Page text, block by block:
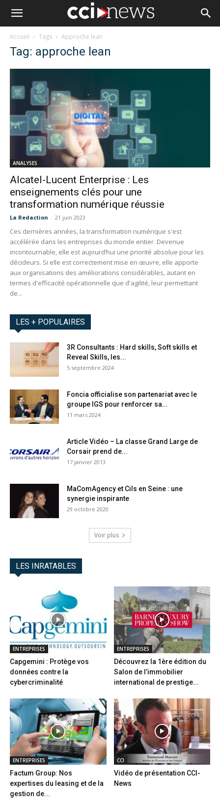
Accueil Tags Approche lean
Tag: approche lean
ANALYSES
Alcatel-Lucent Enterprise : Les
enseignements clés pour une
transformation numérique réussie
La Redaction - 21 juin 2023
Ces dernières années, la transformation numérique s'est
accélérée dans les entreprises du monde entier. Devenue
incontournable, elle est aujourd’hui une priorité absolue pour les
décideurs. Si elle est correctement mise en œuvre, elle apporte
aux organisations des améliorations considérables, autant en
termes d'efficacité opérationnelle que d'agilité, leur permettant
de...
LES + POPULAIRES
3R Consultants : Hard skills, Soft skills et
Reveal Skills, les...
5 septembre 2024
Foncia officialise son partenariat avec le
groupe IGS pour renforcer sa...
11 mars 2024
Article Vidéo – La classe Grand Large de
Corsair prend de...
17 janvier 2013
MaComAgency et Cils en Seine : une
synergie inspirante
29 octobre 2020
Voir plus
LES INRATABLES
ENTREPRISES
Capgemini : Protège vos
données contre la
cybercriminalité
ENTREPRISES
Découvrez la 1ère édition du
Salon de l’immobilier
international de prestige...
ENTREPRISES
Factum Group: Nos
expertises du leasing et de la
gestion de...
CCI
Vidéo de présentation CCI-
News